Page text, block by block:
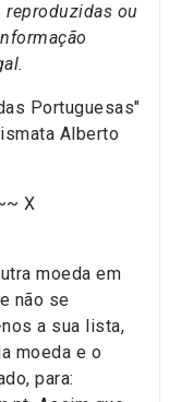
reproduzidas ou
Portuguesas"
Alberto
X
moeda em
não se
a sua lista,
moeda e o
para: